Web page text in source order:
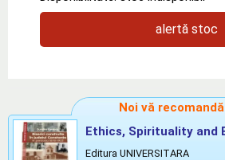
alertă stoc
Noi vă
Ethics, Spirituality and
Editura UNIVERSITARA